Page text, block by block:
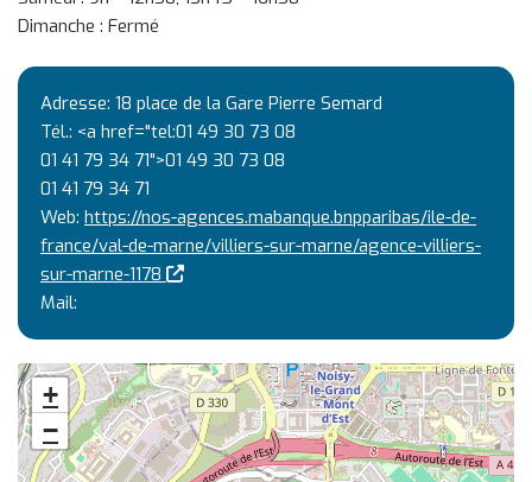
Dimanche : Fermé
Adresse: 18 place de la Gare Pierre Semard
Tél.: <a href="tel:01 49 30 73 08
01 41 79 34 71">01 49 30 73 08
01 41 79 34 71
Web: https://nos-agences.mabanque.bnpparibas/ile-de-
france/val-de-marne/villiers-sur-marne/agence-villiers-
sur-marne-1178
(nouvelle fenêtre)
Mail:
+
−